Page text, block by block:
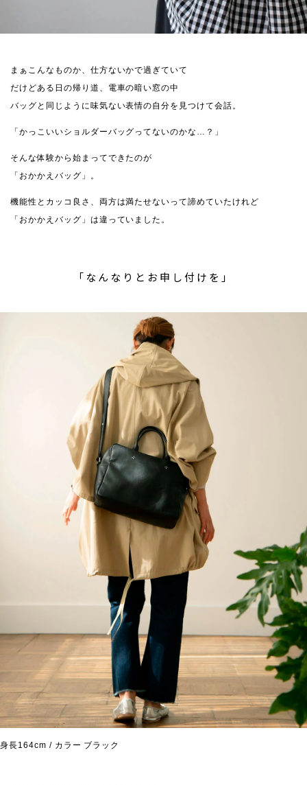
まぁこんなものか、仕方ないかで過ぎていて
だけどある日の帰り道、電車の暗い窓の中
バッグと同じように味気ない表情の自分を見つけて会話。
「かっこいいショルダーバッグってないのかな…？」
そんな体験から始まってできたのが
「おかかえバッグ」。
機能性とカッコ良さ、両方は満たせないって諦めていたけれど
「おかかえバッグ」は違っていました。
「なんなりとお申し付けを」
身長164cm / カラー ブラック